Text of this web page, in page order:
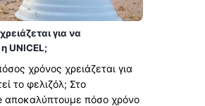
για να
UNICEL;
χρόνος χρειάζεται για
το φελιζόλ; Στο
αποκαλύπτουμε πόσο χρόνο